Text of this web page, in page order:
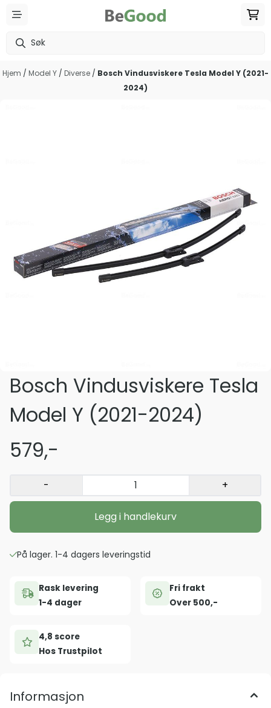
Hopp til innhold
Hjem / Model Y / Diverse / Bosch Vindusviskere Tesla Model Y (2021-
2024)
Bosch Vindusviskere Tesla
Model Y (2021-2024)
579,-
- +
Legg i handlekurv
På lager. 1-4 dagers leveringstid
Rask levering
1-4 dager
Fri frakt
Over 500,-
4,8 score
Hos Trustpilot
Informasjon